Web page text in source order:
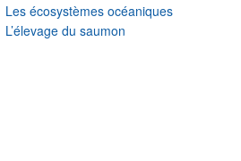
Les écosystèmes océaniques
L’élevage du saumon